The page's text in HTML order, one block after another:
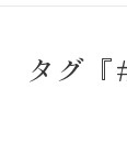
タグ